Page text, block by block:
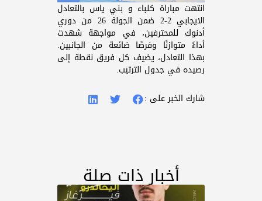
انتهت مباراة كلباء و بني ياس بالتعادل
الايجابي 2-2 ضمن الجولة 26 من دوري
أدنوك للمحترفين، في مواجهة شهدت
أداءً متوازنًا وفرصًا ضائعة من الجانبين.
بهذا التعادل، يضيف كل فريق نقطة إلى
رصيده في جدول الترتيب.
شارك الخبر على :
أخبار ذات صلة